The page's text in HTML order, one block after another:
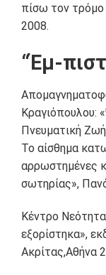
πίσω τον
2008.
“Έμ-
Κραγιόπουλου:
Πνευματική Ζωή
Το αίσθημα
αρρωστημένες
σωτηρίας»,
Κέντρο
εξορίστηκα»,
Ακρίτας,Αθήνα